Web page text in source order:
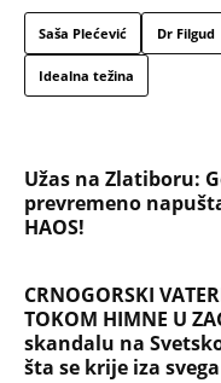
Saša Plećević Dr Filgud
Idealna težina
Užas na Zlatiboru:
prevremeno
HAOS!
CRNOGORSKI
TOKOM HIMNE U
skandalu na
šta se krije iza svega